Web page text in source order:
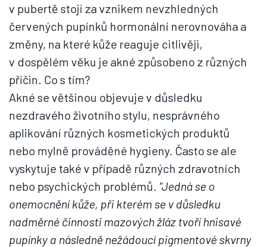
v pubertě stojí za vznikem nevzhledných
červených pupínků hormonální nerovnováha a
změny, na které kůže reaguje citlivěji,
v dospělém věku je akné způsobeno z různých
příčin. Co s tím?
Akné se většinou objevuje v důsledku
nezdravého životního stylu, nesprávného
aplikování různých kosmetických produktů
nebo mylně prováděné hygieny. Často se ale
vyskytuje také v případě různých zdravotních
nebo psychických problémů. "Jedná se o
onemocnění kůže, při kterém se v důsledku
nadměrné činnosti mazových žláz tvoří hnisavé
pupínky a následně nežádoucí pigmentové skvrny